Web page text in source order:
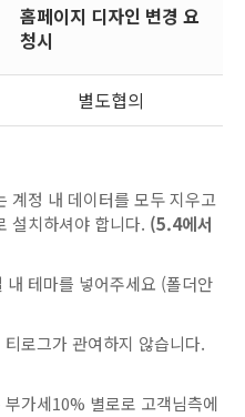
홈페이지 디자인 변경 요
청시
별도협의
계정 내 데이터를 모두 지우고
설치하셔야 합니다. (5.4에서
테마를 넣어주세요 (폴더안
로그가 관여하지 않습니다.
가세10% 별로로 고객님측에